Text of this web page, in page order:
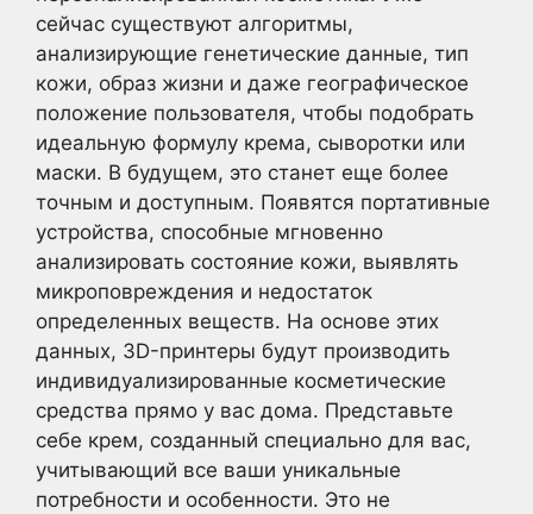
сейчас существуют алгоритмы,
анализирующие генетические данные, тип
кожи, образ жизни и даже географическое
положение пользователя, чтобы подобрать
идеальную формулу крема, сыворотки или
маски. В будущем, это станет еще более
точным и доступным. Появятся портативные
устройства, способные мгновенно
анализировать состояние кожи, выявлять
микроповреждения и недостаток
определенных веществ. На основе этих
данных, 3D-принтеры будут производить
индивидуализированные косметические
средства прямо у вас дома. Представьте
себе крем, созданный специально для вас,
учитывающий все ваши уникальные
потребности и особенности. Это не